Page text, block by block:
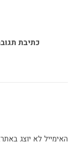
כתיבת
האימייל לא יוצג